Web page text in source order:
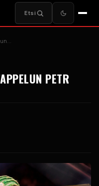
Etsi
PETR